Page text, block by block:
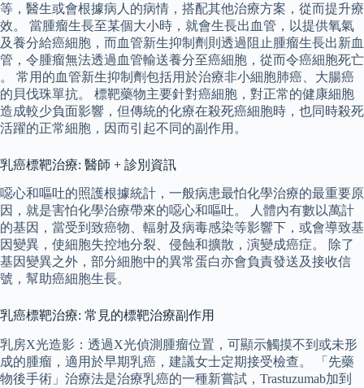
等，醫生或會根據病人的病情，搭配其他治療方案，從而提升療
效。 當腫瘤生長至某個大小時，就會生長出血管，以提供氧氣
及養分給癌細胞，而血管新生抑制劑則透過阻止腫瘤生長出新血
管，令腫瘤無法透過血管輸送養分至癌細胞，從而令癌細胞死亡
。 常用的血管新生抑制劑包括用於治療非小細胞肺癌、大腸癌
的貝伐珠單抗。 標靶藥物主要針對癌細胞，對正常的健康細胞
造成較少負面影響，但傳統的化療在殺死癌細胞時，也同時殺死
活躍的正常細胞，因而引起不同的副作用。
乳癌標靶治療: 醫師 + 診別資訊
噁心和嘔吐的照護根據統計，一般病患最怕化學治療的最重要原
因，就是害怕化學治療帶來的噁心和嘔吐。 人體內有數以萬計
的基因，當受到致癌物、輻射及病毒感染等影響下，或會導致基
因變異，使細胞失控地分裂、侵蝕和擴散，演變成癌症。 除了
基因變異之外，部分細胞中的異常蛋白亦會負責發送及接收信
號，幫助癌細胞生長。
乳癌標靶治療: 常見的標靶治療副作用
乳房X光造影：透過X光偵測腫瘤位置，可顯示觸摸不到或未形
成的腫瘤，適用於早期乳癌，建議女士定期接受檢查。 「先藥
物後手術」治療法是治療乳癌的一種新嘗試，Trastuzumab加到